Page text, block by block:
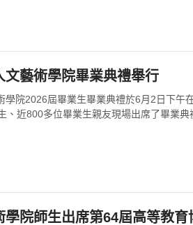
文藝術學院畢業典禮舉行
學院2026屆畢業生畢業典禮於6月2日下午
、近800多位畢業生親友現場出席了畢業典
學院師生出席第64屆高等教育